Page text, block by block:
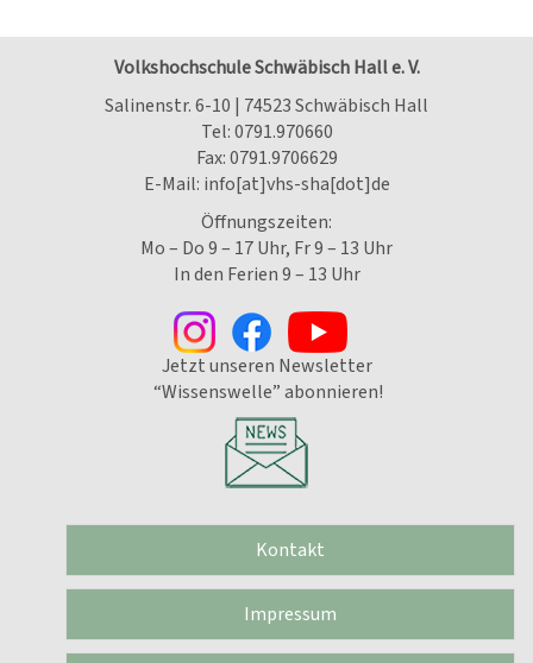
Volkshochschule Schwäbisch Hall e. V.
Salinenstr. 6-10 | 74523 Schwäbisch Hall
Tel:0791.970660
Fax: 0791.9706629
E-Mail: info[at]vhs-sha[dot]de
Öffnungszeiten:
Mo – Do 9 – 17 Uhr, Fr 9 – 13 Uhr
In den Ferien 9 – 13 Uhr
Jetzt unseren Newsletter
“Wissenswelle” abonnieren!
Kontakt
Impressum